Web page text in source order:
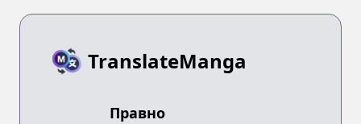
TranslateManga
Правно